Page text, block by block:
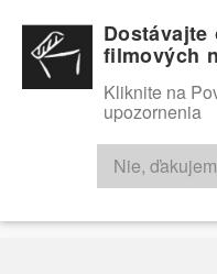
RECENZIE
filmových
Kliknite na
upozornenia
Nie, ďakujem